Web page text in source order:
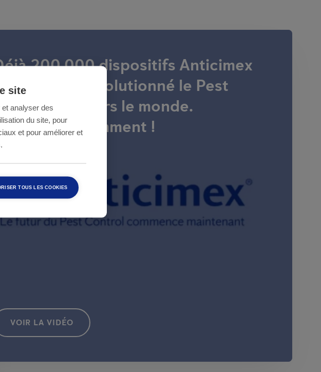
200 000 dispositifs Anticimex
ont révolutionné le Pest
à travers le monde.
comment !
VOIR LA VIDÉO
site
analyser des
du site, pour
et pour améliorer et
TOUS LES COOKIES